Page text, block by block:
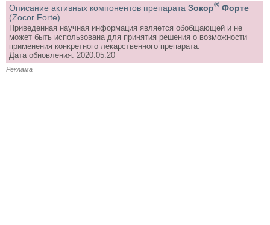
Описание активных компонентов препарата Зокор® Форте
(Zocor Forte)
Приведенная научная информация является обобщающей и не
может быть использована для принятия решения о возможности
применения конкретного лекарственного препарата.
Дата обновления: 2020.05.20
Реклама